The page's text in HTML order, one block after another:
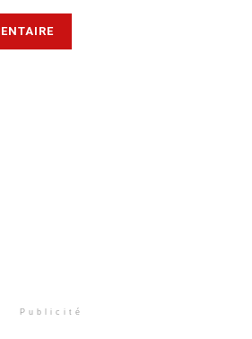
Publicité